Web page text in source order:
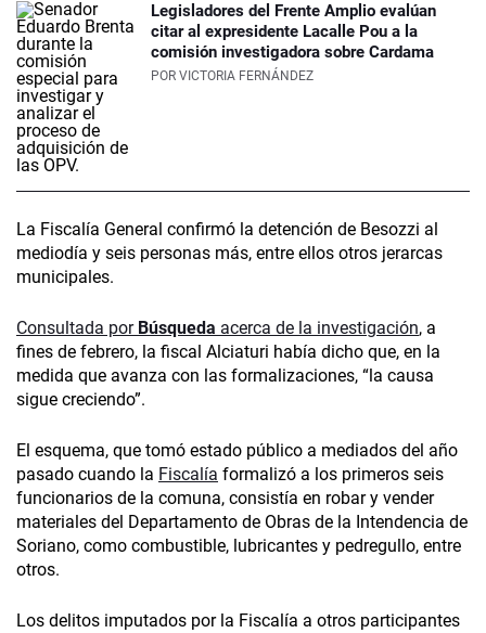
Legisladores del Frente Amplio evalúan
citar al expresidente Lacalle Pou a la
comisión investigadora sobre Cardama
POR VICTORIA FERNÁNDEZ
La Fiscalía General confirmó la detención de Besozzi al
mediodía y seis personas más, entre ellos otros jerarcas
municipales.
Consultada por Búsqueda acerca de la investigación, a
fines de febrero, la fiscal Alciaturi había dicho que, en la
medida que avanza con las formalizaciones, “la causa
sigue creciendo”.
El esquema, que tomó estado público a mediados del año
pasado cuando la Fiscalía formalizó a los primeros seis
funcionarios de la comuna, consistía en robar y vender
materiales del Departamento de Obras de la Intendencia de
Soriano, como combustible, lubricantes y pedregullo, entre
otros.
Los delitos imputados por la Fiscalía a otros participantes